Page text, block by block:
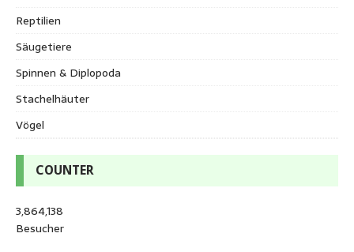
Reptilien
Säugetiere
Spinnen & Diplopoda
Stachelhäuter
Vögel
COUNTER
3,864,138
Besucher